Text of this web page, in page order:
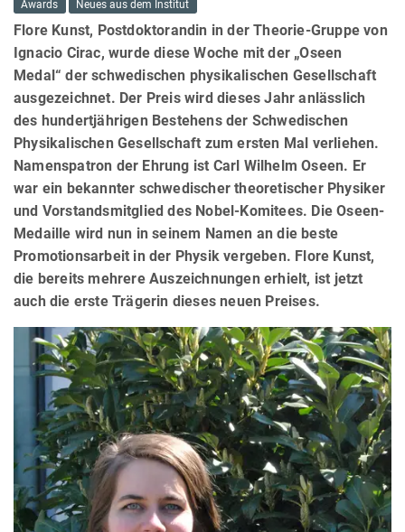
Awards
Neues aus dem Institut
Flore Kunst, Postdoktorandin in der Theorie-Gruppe von
Ignacio Cirac, wurde diese Woche mit der „Oseen
Medal“ der schwedischen physikalischen Gesellschaft
ausgezeichnet. Der Preis wird dieses Jahr anlässlich
des hundertjährigen Bestehens der Schwedischen
Physikalischen Gesellschaft zum ersten Mal verliehen.
Namenspatron der Ehrung ist Carl Wilhelm Oseen. Er
war ein bekannter schwedischer theoretischer Physiker
und Vorstandsmitglied des Nobel-Komitees. Die Oseen-
Medaille wird nun in seinem Namen an die beste
Promotionsarbeit in der Physik vergeben. Flore Kunst,
die bereits mehrere Auszeichnungen erhielt, ist jetzt
auch die erste Trägerin dieses neuen Preises.